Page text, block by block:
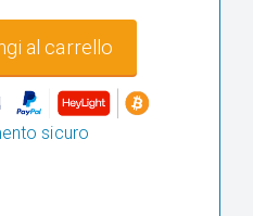
al carrello
sicuro